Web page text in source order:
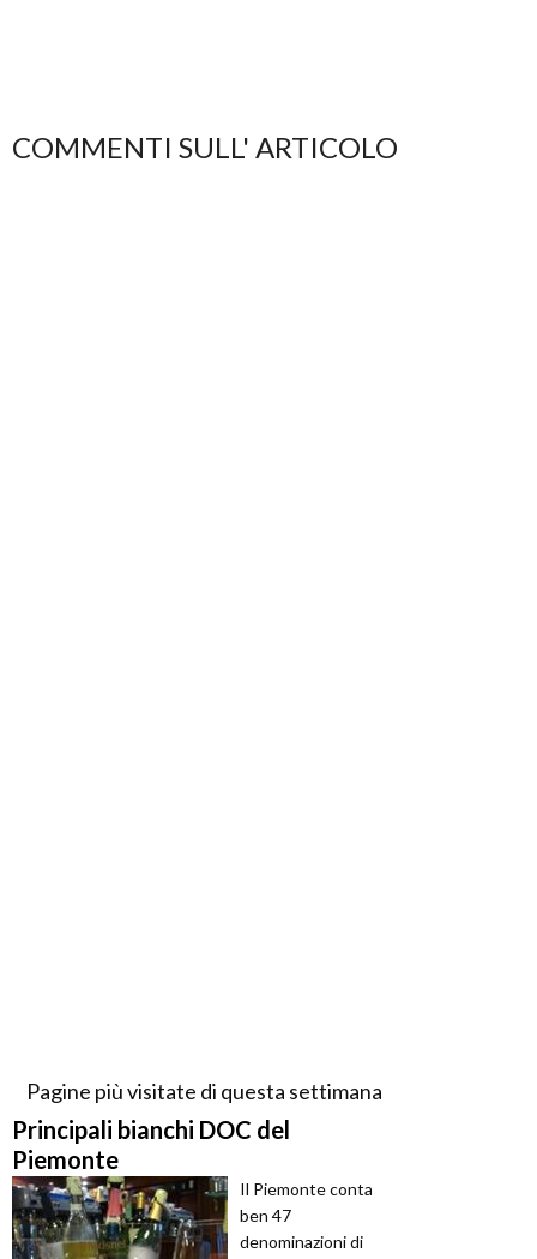
COMMENTI SULL' ARTICOLO
Pagine più visitate di questa settimana
Principali bianchi DOC del
Piemonte
Il Piemonte conta
ben 47
denominazioni di